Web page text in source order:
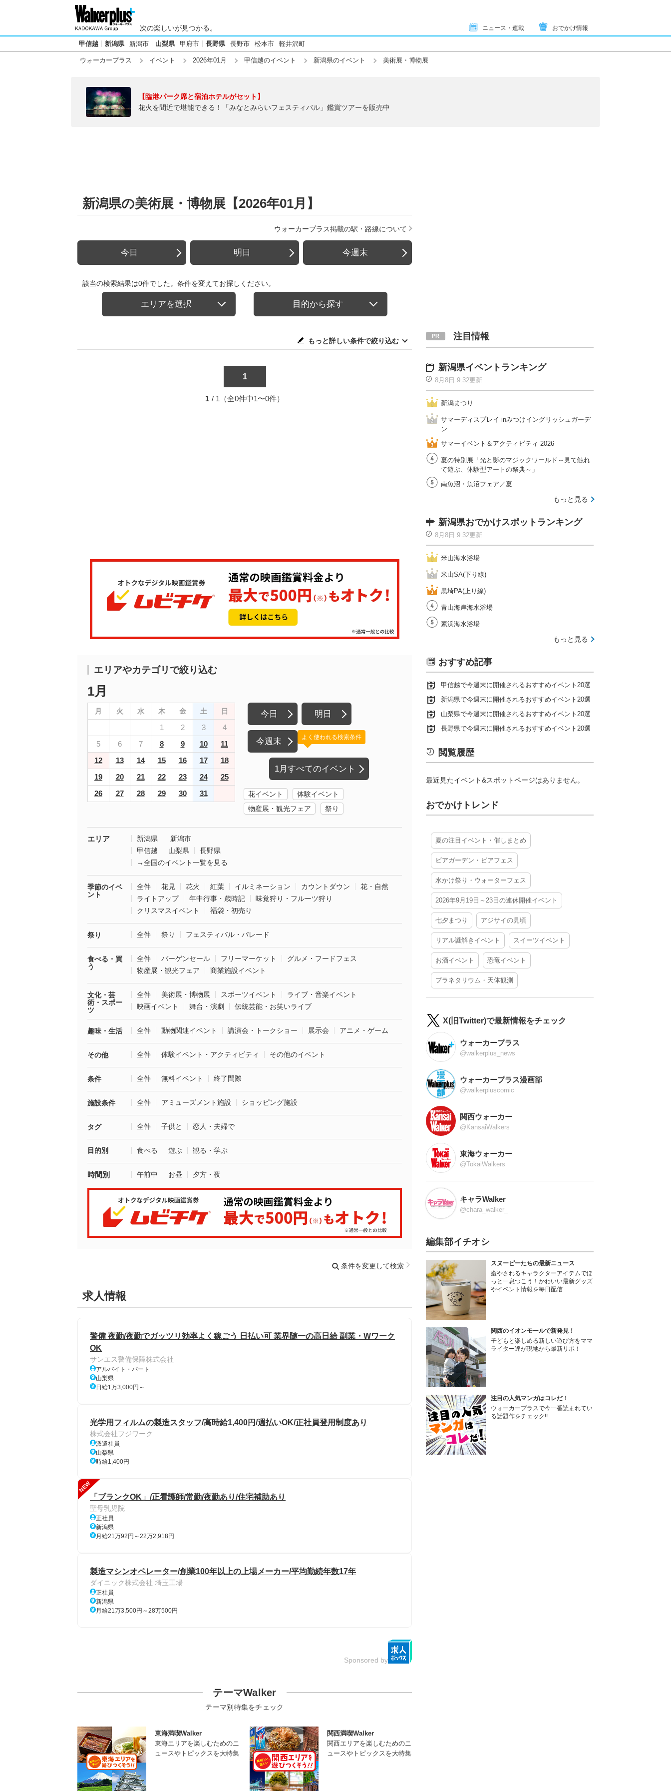
次の楽しいが見つかる。 ニュース・連載 おでかけ情報
甲信越 新潟県 新潟市 山梨県 甲府市 長野県 長野市 松本市 軽井沢町
ウォーカープラス イベント 2026年01月 甲信越のイベント 新潟県のイベント 美術展・博物展
【臨港パーク席と宿泊ホテルがセット】
花火を間近で堪能できる！「みなとみらいフェスティバル」鑑賞ツアーを販売中
新潟県の美術展・博物展【2026年01月】
ウォーカープラス掲載の駅・路線について
今日 明日 今週末
該当の検索結果は0件でした。条件を変えてお探しください。
エリアを選択 目的から探す
もっと詳しい条件で絞り込む
1
1 / 1（全0件中1〜0件）
エリアやカテゴリで絞り込む
1月
月 火 水 木 金 土 日
1 2 3
4
5
6 7 8 9 10
11
12
13 14 15 16 17
18
19
20 21 22 23 24
25
26
27 28 29 30 31
今日 明日
今週末
1月すべてのイベント
よく使われる検索条件
花イベント
体験イベント
物産展・観光フェア
祭り
エリア 新潟県
新潟市
甲信越
山梨県
長野県
→全国のイベント一覧を見る
季節のイベ
ント
全件 花見 花火 紅葉 イルミネーション カウントダウン
花・自然
ライトアップ
年中行事・歳時記
味覚狩り・フルーツ狩り
クリスマスイベント
福袋・初売り
祭り 全件 祭り フェスティバル・パレード
食べる・買
う
全件 バーゲンセール フリーマーケット
グルメ・フードフェス
物産展・観光フェア
商業施設イベント
文化・芸
術・スポー
ツ
全件 美術展・博物展 スポーツイベント
ライブ・音楽イベント
映画イベント
舞台・演劇 伝統芸能・お笑いライブ
趣味・生活 全件 動物関連イベント 講演会・トークショー 展示会 アニメ・ゲーム
その他 全件 体験イベント・アクティビティ その他のイベント
条件 全件 無料イベント 終了間際
施設条件 全件 アミューズメント施設 ショッピング施設
タグ 全件 子供と 恋人・夫婦で
目的別 食べる 遊ぶ 観る・学ぶ
時間別 午前中 お昼 夕方・夜
条件を変更して検索
求人情報
警備 夜勤/夜勤でガッツリ効率よく稼ごう 日払い可 業界随一の高日給 副業・Wワーク
OK
サンエス警備保障株式会社
アルバイト・パート
山梨県
日給1万3,000円～
光学用フィルムの製造スタッフ/高時給1,400円/週払いOK/正社員登用制度あり
株式会社フジワーク
派遣社員
山梨県
時給1,400円
NEW
「ブランクOK」/正看護師/常勤/夜勤あり/住宅補助あり
聖母乳児院
正社員
新潟県
月給21万92円～22万2,918円
製造マシンオペレーター/創業100年以上の上場メーカー/平均勤続年数17年
ダイニック株式会社 埼玉工場
正社員
新潟県
月給21万3,500円～28万500円
Sponsored by
テーマWalker
テーマ別特集をチェック
東海満喫Walker
東海エリアを楽しむためのニ
ュースやトピックスを大特集
関西満喫Walker
関西エリアを楽しむためのニ
ュースやトピックスを大特集
注目情報
新潟県イベントランキング
8月8日 9:32更新
新潟まつり
サマーディスプレイ inみつけイングリッシュガーデ
ン
サマーイベント＆アクティビティ 2026
夏の特別展「光と影のマジックワールド～見て触れ
て遊ぶ、体験型アートの祭典～」
南魚沼・魚沼フェア／夏
もっと見る
新潟県おでかけスポットランキング
8月8日 9:32更新
米山海水浴場
米山SA(下り線)
黒埼PA(上り線)
青山海岸海水浴場
素浜海水浴場
もっと見る
おすすめ記事
甲信越で今週末に開催されるおすすめイベント20選
新潟県で今週末に開催されるおすすめイベント20選
山梨県で今週末に開催されるおすすめイベント20選
長野県で今週末に開催されるおすすめイベント20選
閲覧履歴
最近見たイベント&スポットページはありません。
おでかけトレンド
夏の注目イベント・催しまとめ
ビアガーデン・ビアフェス
水かけ祭り・ウォーターフェス
2026年9月19日～23日の連休開催イベント
七夕まつり アジサイの見頃
リアル謎解きイベント スイーツイベント
お酒イベント 恐竜イベント
プラネタリウム・天体観測
X(旧Twitter)で最新情報をチェック
ウォーカープラス
@walkerplus_news
ウォーカープラス漫画部
@walkerpluscomic
関西ウォーカー
@KansaiWalkers
東海ウォーカー
@TokaiWalkers
キャラWalker
@chara_walker_
編集部イチオシ
スヌーピーたちの最新ニュース
癒やされるキャラクターアイテムでほ
っと一息つこう！かわいい最新グッズ
やイベント情報を毎日配信
関西のイオンモールで新発見！
子どもと楽しめる新しい遊び方をママ
ライター達が現地から最新リポ！
注目の人気マンガはコレだ！
ウォーカープラスで今一番読まれてい
る話題作をチェック!!